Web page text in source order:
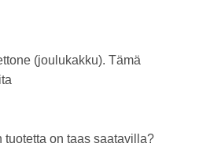
(joulukakku). Tämä
tuotetta on taas saatavilla?